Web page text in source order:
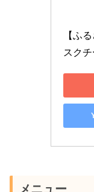
【ふ
スク
メニュー